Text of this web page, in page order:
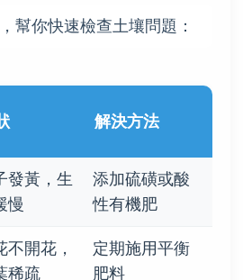
幫你快速檢查土壤問題：
解決方法
發黃，生
慢
添加硫磺或酸
性有機肥
不開花，
稀疏
定期施用平衡
肥料